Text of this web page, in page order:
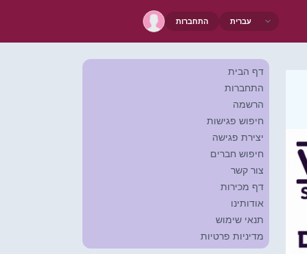
התחברות
דף הבית
התחברות
הרשמה
חיפוש פגישות
יצירת פגישה
חיפוש חברים
צור קשר
דף מכירות
אודותינו
תנאי שימוש
מדיניות פרטיות